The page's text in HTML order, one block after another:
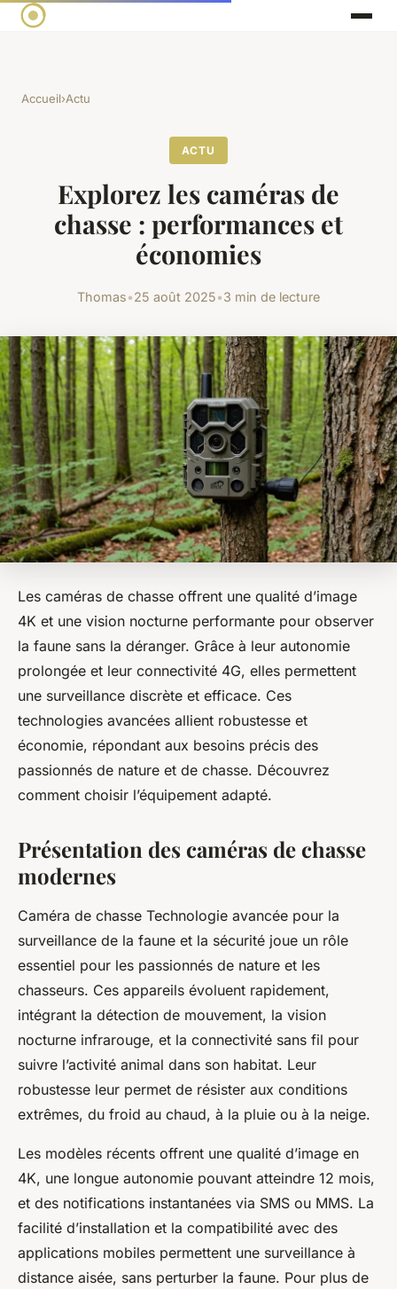
Accueil›Actu
ACTU
Explorez les caméras de
chasse : performances et
économies
Thomas•25 août 2025•3 min de lecture
Les caméras de chasse offrent une qualité d’image
4K et une vision nocturne performante pour observer
la faune sans la déranger. Grâce à leur autonomie
prolongée et leur connectivité 4G, elles permettent
une surveillance discrète et efficace. Ces
technologies avancées allient robustesse et
économie, répondant aux besoins précis des
passionnés de nature et de chasse. Découvrez
comment choisir l’équipement adapté.
Présentation des caméras de chasse
modernes
Caméra de chasse Technologie avancée pour la
surveillance de la faune et la sécurité joue un rôle
essentiel pour les passionnés de nature et les
chasseurs. Ces appareils évoluent rapidement,
intégrant la détection de mouvement, la vision
nocturne infrarouge, et la connectivité sans fil pour
suivre l’activité animal dans son habitat. Leur
robustesse leur permet de résister aux conditions
extrêmes, du froid au chaud, à la pluie ou à la neige.
Les modèles récents offrent une qualité d’image en
4K, une longue autonomie pouvant atteindre 12 mois,
et des notifications instantanées via SMS ou MMS. La
facilité d’installation et la compatibilité avec des
applications mobiles permettent une surveillance à
distance aisée, sans perturber la faune. Pour plus de